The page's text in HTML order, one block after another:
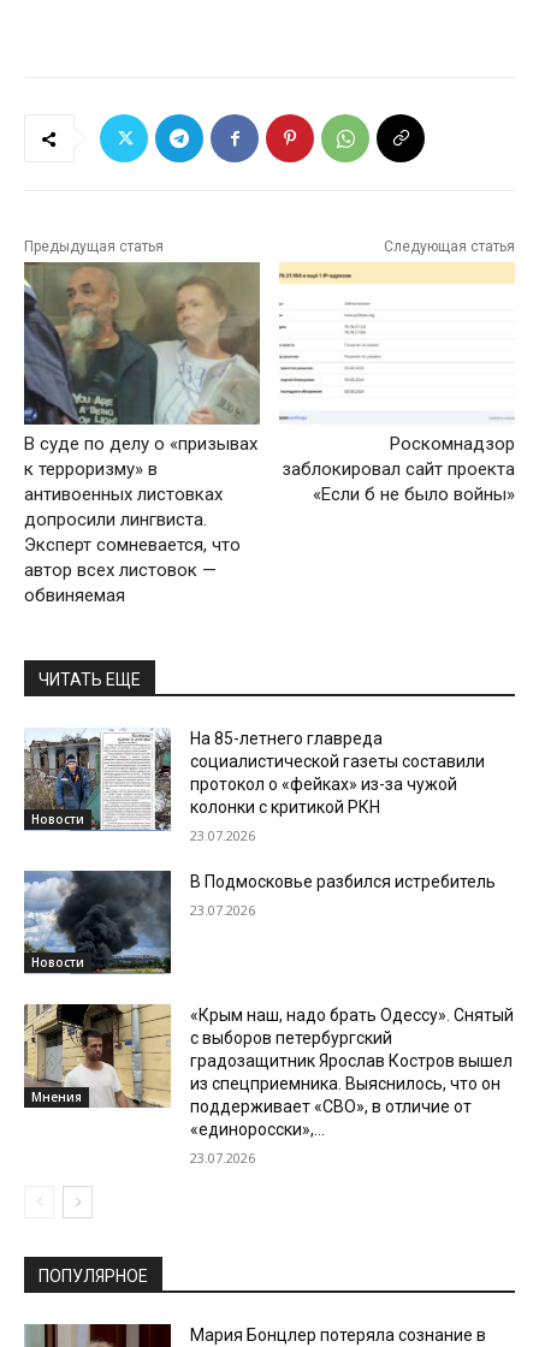
Предыдущая статья
В суде по делу о «призывах
к терроризму» в
антивоенных листовках
допросили лингвиста.
Эксперт сомневается, что
автор всех листовок —
обвиняемая
Следующая статья
Роскомнадзор
заблокировал сайт проекта
«Если б не было войны»
ЧИТАТЬ ЕЩЕ
Новости
На 85-летнего главреда
социалистической газеты составили
протокол о «фейках» из-за чужой
колонки с критикой РКН
23.07.2026
Новости
В Подмосковье разбился истребитель
23.07.2026
Мнения
«Крым наш, надо брать Одессу». Снятый
с выборов петербургский
градозащитник Ярослав Костров вышел
из спецприемника. Выяснилось, что он
поддерживает «СВО», в отличие от
«единоросски»,...
23.07.2026
ПОПУЛЯРНОЕ
Мария Бонцлер потеряла сознание в